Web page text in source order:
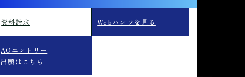
資料請求 Webパンフを見る
AOエントリー
出願はこちら